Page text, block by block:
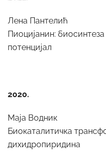
Лена Пантелић
Пиоцијанин:
потенцијал
2020.
Маја Водник
Биокаталитичка
дихидропиридина